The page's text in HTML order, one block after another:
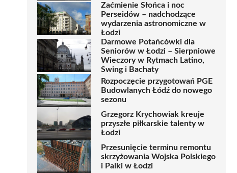
Zaćmienie Słońca i noc
Perseidów – nadchodzące
wydarzenia astronomiczne w
Łodzi
Darmowe Potańcówki dla
Seniorów w Łodzi – Sierpniowe
Wieczory w Rytmach Latino,
Swing i Bachaty
Rozpoczęcie przygotowań PGE
Budowlanych Łódź do nowego
sezonu
Grzegorz Krychowiak kreuje
przyszłe piłkarskie talenty w
Łodzi
Przesunięcie terminu remontu
skrzyżowania Wojska Polskiego
i Palki w Łodzi